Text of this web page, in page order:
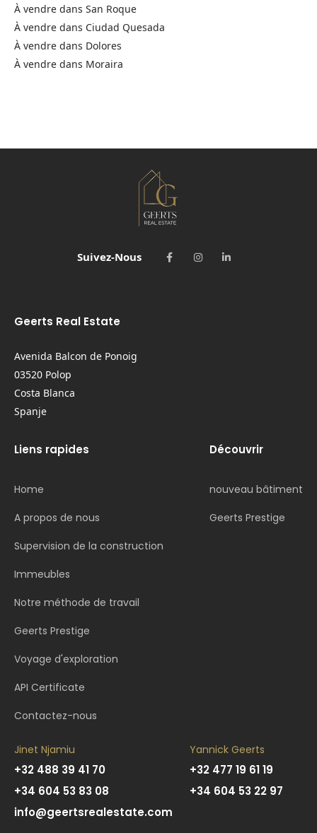
À vendre dans San Roque
À vendre dans Ciudad Quesada
À vendre dans Dolores
À vendre dans Moraira
Suivez-Nous
Geerts Real Estate
Avenida Balcon de Ponoig
03520 Polop
Costa Blanca
Spanje
Liens rapides
Home
A propos de nous
Supervision de la construction
Immeubles
Notre méthode de travail
Geerts Prestige
Voyage d'exploration
API Certificate
Contactez-nous
Découvrir
nouveau bâtiment
Geerts Prestige
Jinet Njamiu
+32 488 39 41 70
+34 604 53 83 08
info@geertsrealestate.com
Yannick Geerts
+32 477 19 61 19
+34 604 53 22 97